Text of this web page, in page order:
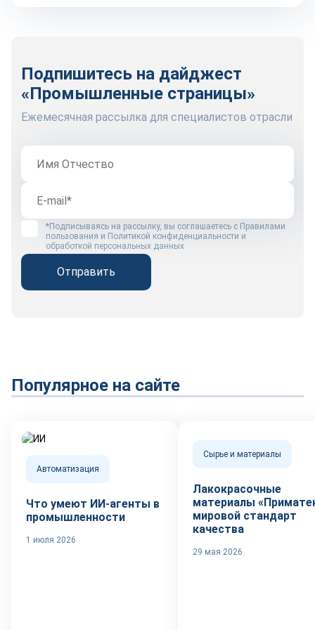
Подпишитесь на дайджест
«Промышленные страницы»
Ежемесячная рассылка для специалистов отрасли
*Подписываясь на рассылку, вы соглашаетесь с Правилами
пользования и Политикой конфиденциальности и
обработкой персональных данных
Отправить
Популярное на сайте
Автоматизация
Что умеют ИИ-агенты в
промышленности
1 июля 2026
Сырье и материалы
Лакокрасочные
материалы
мировой стандарт
качества
29 мая 2026